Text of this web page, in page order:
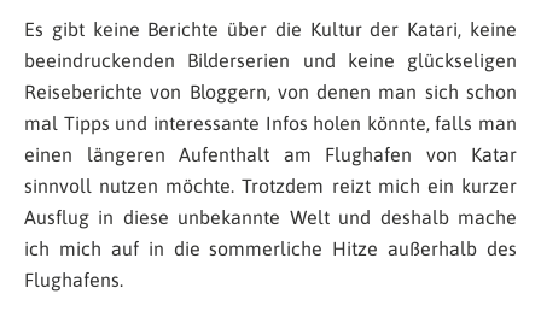
Es gibt keine Berichte über die Kultur der Katari, keine
beeindruckenden Bilderserien und keine glückseligen
Reiseberichte von Bloggern, von denen man sich schon
mal Tipps und interessante Infos holen könnte, falls man
einen längeren Aufenthalt am Flughafen von Katar
sinnvoll nutzen möchte. Trotzdem reizt mich ein kurzer
Ausflug in diese unbekannte Welt und deshalb mache
ich mich auf in die sommerliche Hitze außerhalb des
Flughafens.